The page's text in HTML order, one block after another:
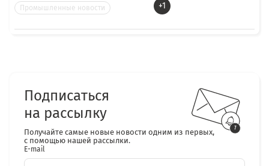
Промышленные новости
+1
Подписаться
на рассылку
Получайте самые новые новости одним из первых,
с помощью нашей рассылки.
E-mail